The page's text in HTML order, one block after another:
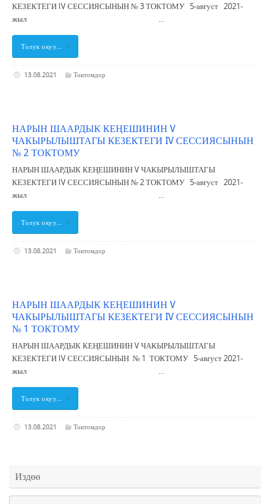
КЕЗЕКТЕГИ IV СЕССИЯСЫНЫН № 3 ТОКТОМУ 5-август 2021-
жыл …
Толук окуу…
13.08.2021 Токтомдор
НАРЫН ШААРДЫК КЕҢЕШИНИН V
ЧАКЫРЫЛЫШТАГЫ КЕЗЕКТЕГИ IV СЕССИЯСЫНЫН
№ 2 ТОКТОМУ
НАРЫН ШААРДЫК КЕҢЕШИНИН V ЧАКЫРЫЛЫШТАГЫ
КЕЗЕКТЕГИ IV СЕССИЯСЫНЫН № 2 ТОКТОМУ 5-август 2021-
жыл …
Толук окуу…
13.08.2021 Токтомдор
НАРЫН ШААРДЫК КЕҢЕШИНИН V
ЧАКЫРЫЛЫШТАГЫ КЕЗЕКТЕГИ IV СЕССИЯСЫНЫН
№ 1 ТОКТОМУ
НАРЫН ШААРДЫК КЕҢЕШИНИН V ЧАКЫРЫЛЫШТАГЫ
КЕЗЕКТЕГИ IV СЕССИЯСЫНЫН № 1 ТОКТОМУ 5-август 2021-
жыл …
Толук окуу…
13.08.2021 Токтомдор
Издөө